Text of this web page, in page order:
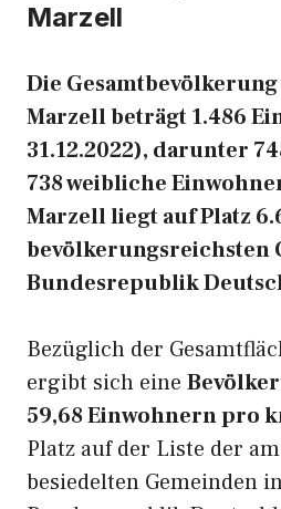
Marzell
Die
Marzell beträgt 1.486
31.12.2022), darunter
738 weibliche
Marzell liegt auf Platz
bevölkerungsreichsten
Bundesrepublik
Bezüglich der
ergibt sich eine
59,68 Einwohnern pro
Platz auf der Liste der
besiedelten Gemeinden